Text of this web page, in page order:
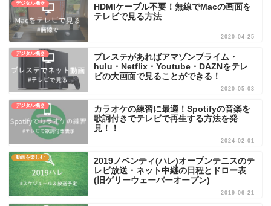
デジタル機器
HDMIケーブル不要！無線でMacの画面を
テレビで見る方法
2020-04-25
デジタル機器
プレステがあればアマゾンプライム・
hulu・Netflix・Youtube・DAZNをテレ
ビの大画面で見ることができる！
2020-05-03
デジタル機器
カラオケの練習に最適！Spotifyの音楽を
歌詞付きでテレビで再生する方法を発
見！！
2024-02-01
動画を楽しむ
2019ノベンティ(ハレ)オープンテニスのテ
レビ放送・ネット中継の日程とドロー表
(旧ゲリーウェーバーオープン)
2019-06-21